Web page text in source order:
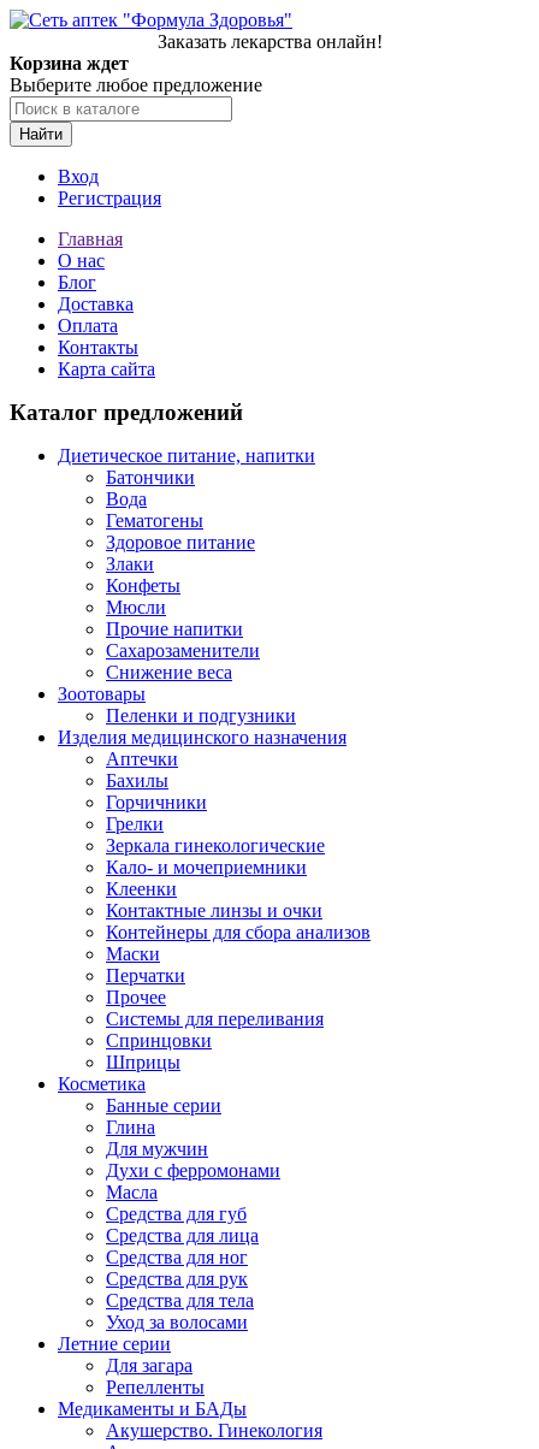
Заказать лекарства онлайн!
Корзина ждет
Выберите любое предложение
Найти
Вход
Регистрация
Главная
О нас
Блог
Доставка
Оплата
Контакты
Карта сайта
Каталог предложений
Диетическое питание, напитки
Батончики
Вода
Гематогены
Здоровое питание
Злаки
Конфеты
Мюсли
Прочие напитки
Сахарозаменители
Снижение веса
Зоотовары
Пеленки и подгузники
Изделия медицинского назначения
Аптечки
Бахилы
Горчичники
Грелки
Зеркала гинекологические
Кало- и мочеприемники
Клеенки
Контактные линзы и очки
Контейнеры для сбора анализов
Маски
Перчатки
Прочее
Системы для переливания
Спринцовки
Шприцы
Косметика
Банные серии
Глина
Для мужчин
Духи с ферромонами
Масла
Средства для губ
Средства для лица
Средства для ног
Средства для рук
Средства для тела
Уход за волосами
Летние серии
Для загара
Репелленты
Медикаменты и БАДы
Акушерство. Гинекология